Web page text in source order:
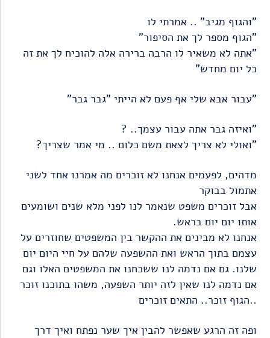
"והגוף מגיב" .. אמרתי לו
"הגוף מספר לך את הסיפור"
"אתה לא משאיר לו הרבה ברירה אלה להוכיח לך את זה
כל יום מחדש"
"עבור אבא שלי אף פעם לא הייתי "גבר גבר"
"ואיזה גבר אתה עבור עצמך.. ?
"ואולי לא צריך לצאת משם כלום .. מי אמר שצריך?
מדהים, לפעמים אנחנו לא זוכרים מה אמרנו אחד לשני
אתמול בבוקר
אבל זוכרים משפט שנאמר לנו לפני מלא שנים ושומעים
אותו יום יום בראש.
אנחנו לא מבינים את ההקשר בין המשפטים שחוזרים על
עצמם בתוך הראש ואת ההשפעה שלהם על חיי היום יום
שלנו. גם אם נדמה לנו ששכחנו את המשפטים האלו וגם
אם נדמה לנו שאין לזה יותר השפעה, משהו בתוכנו זוכר
..הגוף זוכר.. התאים זוכרים
ופה זה הרגע שאפשר להבין איך שער נפתח ואיך דרך